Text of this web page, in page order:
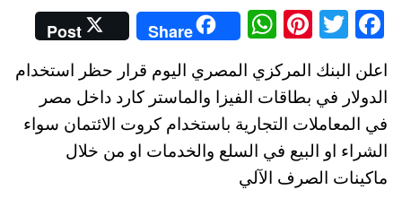
Fa
ce
bo
ok
T
wi
tte
r
Pi
nt
er
es
t
W
ha
ts
A
pp
Share
Post
اعلن البنك المركزي المصري اليوم قرار حظر استخدام
الدولار في بطاقات الفيزا والماستر كارد داخل مصر
في المعاملات التجارية باستخدام كروت الائتمان سواء
الشراء او البيع في السلع والخدمات او من خلال
ماكينات الصرف الآلي